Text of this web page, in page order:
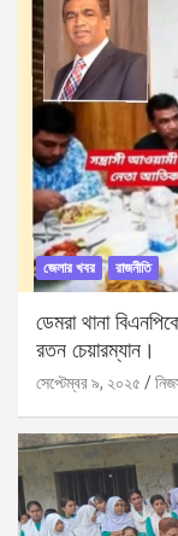
জেলার খবর রাজনীতি
ডেমরা থানা
রতন চেয়ারম্যান।
সেপ্টেম্বর ৯, ২০২৫